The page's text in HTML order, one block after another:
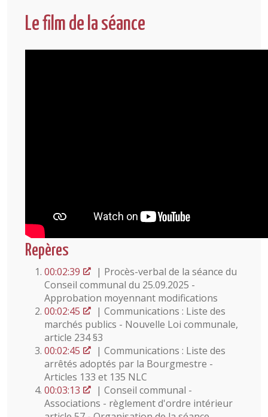
Le film de la séance
Repères
00:02:39
| Procès-verbal de la séance du
Conseil communal du 25.09.2025 -
Approbation moyennant modifications
00:02:45
| Communications : Liste des
marchés publics - Nouvelle Loi communale,
article 234 §3
00:02:45
| Communications : Liste des
arrêtés adoptés par la Bourgmestre -
Articles 133 et 135 NLC
00:03:13
| Conseil communal -
Associations - règlement d'ordre intérieur